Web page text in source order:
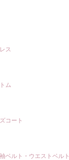
ス
ム
コート
ベルト・ウエストベルト